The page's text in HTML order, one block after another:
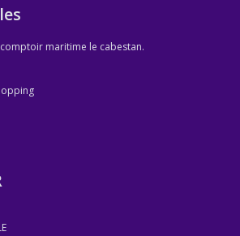
maritime le cabestan.